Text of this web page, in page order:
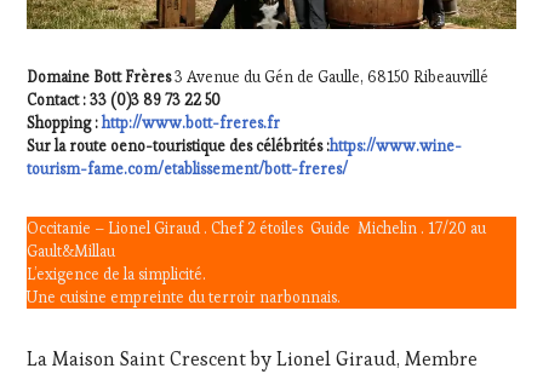
Domaine Bott Frères3 Avenue du Gén de Gaulle, 68150 Ribeauvillé
Contact : 33 (0)3 89 73 22 50
Shopping :http://www.bott-freres.fr
Sur la route oeno-touristique des célébrités :https://www.wine-
tourism-fame.com/etablissement/bott-freres/
Occitanie – Lionel Giraud . Chef 2 étoiles Guide Michelin . 17/20 au
Gault&Millau
L’exigence de la simplicité.
Une cuisine empreinte du terroir narbonnais.
La Maison Saint Crescent by Lionel Giraud, Membre